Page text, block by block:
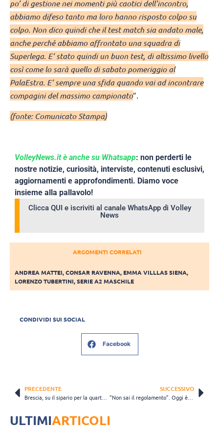
po’ di gestione nei momenti più caotici dell’incontro,
abbiamo difeso tanto ma loro hanno risposto colpo su
colpo. Non dico quindi che il test match sia andato male,
anche perché abbiamo affrontato una squadra di
Superlega. E’ stato quindi un buon test, di altissimo livello
così come lo sarà quello di sabato pomeriggio al
PalaEstra. E’ sempre una sfida quando vai ad incontrare
compagini del massimo campionato”.
(fonte: Comunicato Stampa)
VolleyNews.it è anche su Whatsapp: non perderti le
nostre notizie, curiosità, interviste, contenuti esclusivi,
aggiornamenti e approfondimenti. Diamo voce
insieme alla pallavolo!
Clicca QUI e iscriviti al canale WhatsApp di Volley
News
ARGOMENTI CORRELATI
ANDREA MATTEI,CONSAR RAVENNA, EMMA VILLLAS SIENA,
LORENZO TUBERTINI,SERIE A2 MASCHILE
CONDIVIDI SUI SOCIAL
Facebook
PRECEDENTE SUCCESSIVO
“Non sai il regolamento”. Oggi è il miglior arbitro di A2 e A3. La curiosa storia di Jacobacci
ULTIMIARTICOLI